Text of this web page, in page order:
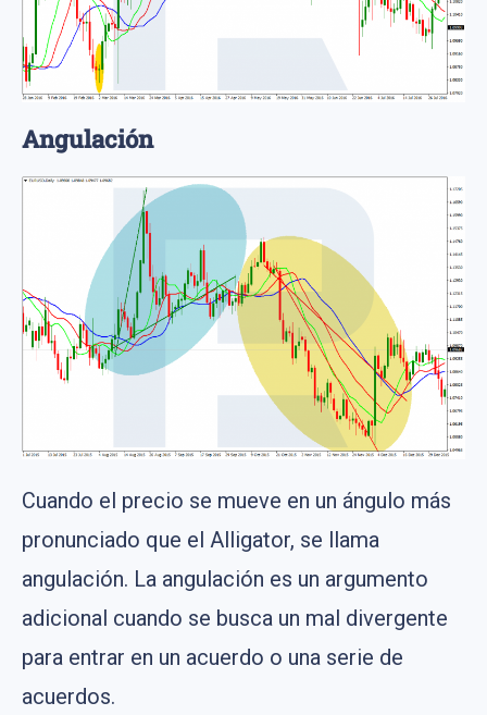
Angulación
Cuando el precio se mueve en un ángulo más
pronunciado que el Alligator, se llama
angulación. La angulación es un argumento
adicional cuando se busca un mal divergente
para entrar en un acuerdo o una serie de
acuerdos.